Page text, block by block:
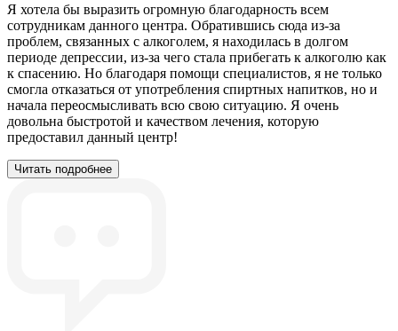
Я хотела бы выразить огромную благодарность всем
сотрудникам данного центра. Обратившись сюда из-за
проблем, связанных с алкоголем, я находилась в долгом
периоде депрессии, из-за чего стала прибегать к алкоголю как
к спасению. Но благодаря помощи специалистов, я не только
смогла отказаться от употребления спиртных напитков, но и
начала переосмысливать всю свою ситуацию. Я очень
довольна быстротой и качеством лечения, которую
предоставил данный центр!
Читать подробнее